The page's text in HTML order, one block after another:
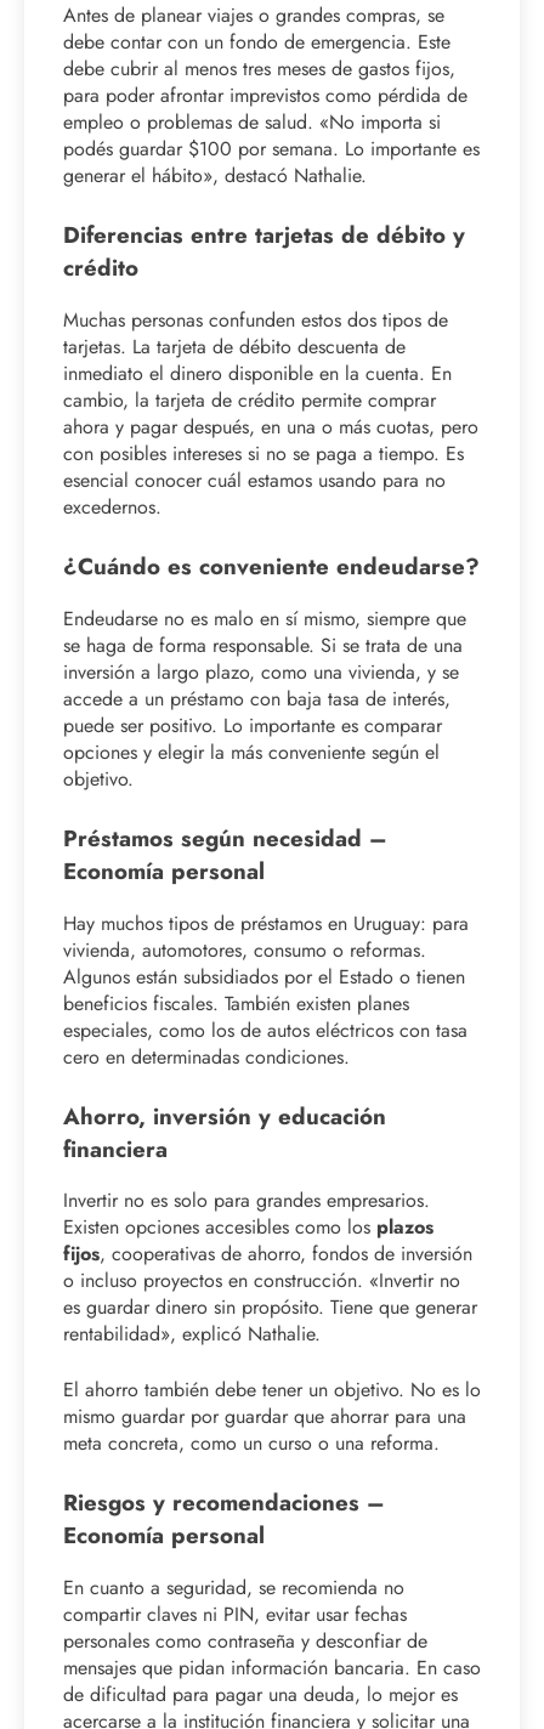
Antes de planear viajes o grandes compras, se
debe contar con un fondo de emergencia. Este
debe cubrir al menos tres meses de gastos fijos,
para poder afrontar imprevistos como pérdida de
empleo o problemas de salud. «No importa si
podés guardar $100 por semana. Lo importante es
generar el hábito», destacó Nathalie.
Diferencias entre tarjetas de débito y
crédito
Muchas personas confunden estos dos tipos de
tarjetas. La tarjeta de débito descuenta de
inmediato el dinero disponible en la cuenta. En
cambio, la tarjeta de crédito permite comprar
ahora y pagar después, en una o más cuotas, pero
con posibles intereses si no se paga a tiempo. Es
esencial conocer cuál estamos usando para no
excedernos.
¿Cuándo es conveniente endeudarse?
Endeudarse no es malo en sí mismo, siempre que
se haga de forma responsable. Si se trata de una
inversión a largo plazo, como una vivienda, y se
accede a un préstamo con baja tasa de interés,
puede ser positivo. Lo importante es comparar
opciones y elegir la más conveniente según el
objetivo.
Préstamos según necesidad –
Economía personal
Hay muchos tipos de préstamos en Uruguay: para
vivienda, automotores, consumo o reformas.
Algunos están subsidiados por el Estado o tienen
beneficios fiscales. También existen planes
especiales, como los de autos eléctricos con tasa
cero en determinadas condiciones.
Ahorro, inversión y educación
financiera
Invertir no es solo para grandes empresarios.
Existen opciones accesibles como los plazos
fijos, cooperativas de ahorro, fondos de inversión
o incluso proyectos en construcción. «Invertir no
es guardar dinero sin propósito. Tiene que generar
rentabilidad», explicó Nathalie.
El ahorro también debe tener un objetivo. No es lo
mismo guardar por guardar que ahorrar para una
meta concreta, como un curso o una reforma.
Riesgos y recomendaciones –
Economía personal
En cuanto a seguridad, se recomienda no
compartir claves ni PIN, evitar usar fechas
personales como contraseña y desconfiar de
mensajes que pidan información bancaria. En caso
de dificultad para pagar una deuda, lo mejor es
acercarse a la institución financiera y solicitar una